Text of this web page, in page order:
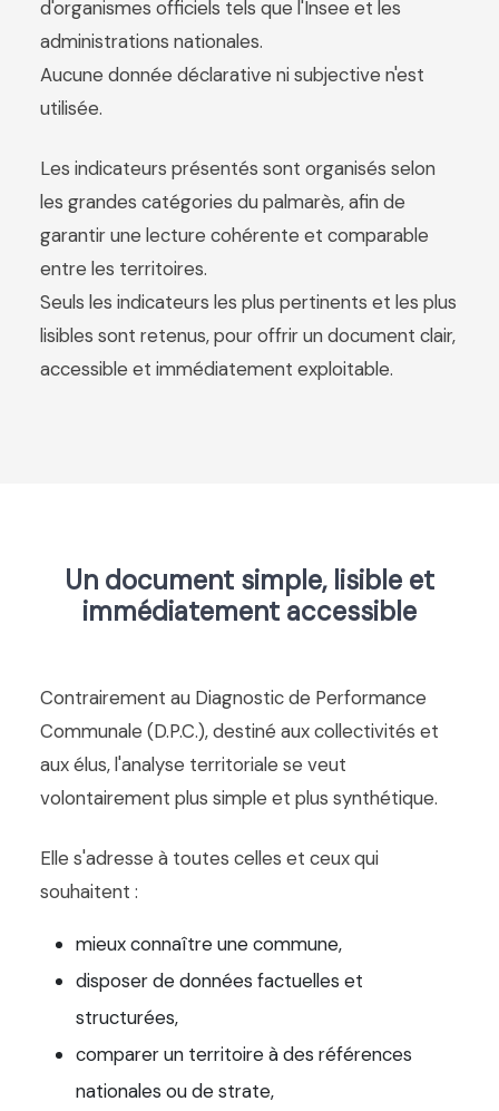
d'organismes officiels tels que l'Insee et les
administrations nationales.
Aucune donnée déclarative ni subjective n'est
utilisée.
Les indicateurs présentés sont organisés selon
les grandes catégories du palmarès, afin de
garantir une lecture cohérente et comparable
entre les territoires.
Seuls les indicateurs les plus pertinents et les plus
lisibles sont retenus, pour offrir un document clair,
accessible et immédiatement exploitable.
Un document simple, lisible et
immédiatement accessible
Contrairement au Diagnostic de Performance
Communale (D.P.C.), destiné aux collectivités et
aux élus, l'analyse territoriale se veut
volontairement plus simple et plus synthétique.
Elle s'adresse à toutes celles et ceux qui
souhaitent :
mieux connaître une commune,
disposer de données factuelles et
structurées,
comparer un territoire à des références
nationales ou de strate,